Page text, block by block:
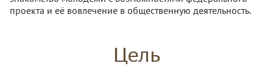
проекта и её вовлечение в общественную деятельность.
Цель